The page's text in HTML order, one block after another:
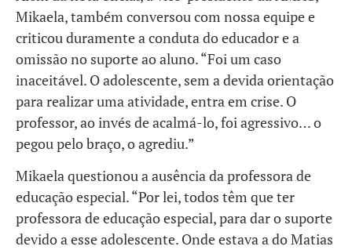
Mikaela, também conversou com nossa equipe e
criticou duramente a conduta do educador e a
omissão no suporte ao aluno. “Foi um caso
inaceitável. O adolescente, sem a devida orientação
para realizar uma atividade, entra em crise. O
professor, ao invés de acalmá-lo, foi agressivo… o
pegou pelo braço, o agrediu.”
Mikaela questionou a ausência da professora de
educação especial. “Por lei, todos têm que ter
professora de educação especial, para dar o suporte
devido a esse adolescente. Onde estava a do Matias